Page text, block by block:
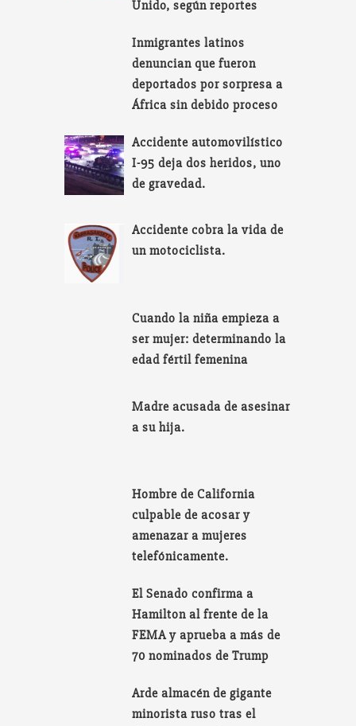
Unido, según reportes
Inmigrantes latinos
denuncian que fueron
deportados por sorpresa a
África sin debido proceso
Accidente automovilístico
I-95 deja dos heridos, uno
de gravedad.
Accidente cobra la vida de
un motociclista.
Cuando la niña empieza a
ser mujer: determinando la
edad fértil femenina
Madre acusada de asesinar
a su hija.
Hombre de California
culpable de acosar y
amenazar a mujeres
telefónicamente.
El Senado confirma a
Hamilton al frente de la
FEMA y aprueba a más de
70 nominados de Trump
Arde almacén de gigante
minorista ruso tras el